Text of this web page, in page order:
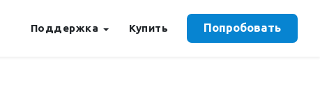
Поддержка Купить Попробовать